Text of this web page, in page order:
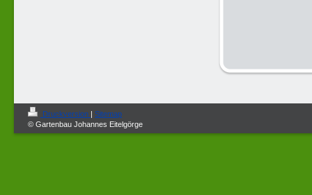
Druckversion
Sitemap
© Gartenbau Johannes Eitelgörge